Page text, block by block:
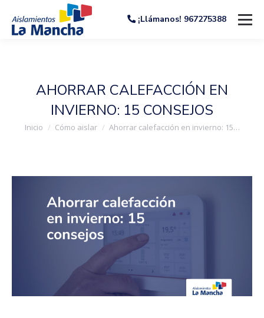
¡Llámanos! 967275388
AHORRAR CALEFACCIÓN EN
INVIERNO: 15 CONSEJOS
Estás aquí:
Inicio Cómo aislar Ahorrar calefacción en invierno: 15…